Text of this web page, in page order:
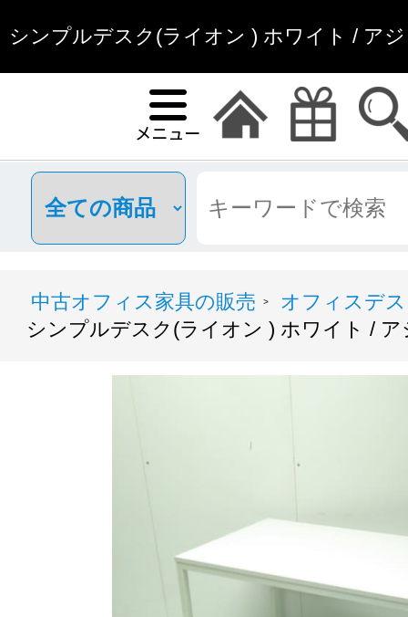
シンプルデスク(ライオン ) ホワイト / ア
オフィス家具
中古オフィス家具の販売 >
オフィスデ
シンプルデスク(ライオン ) ホワイト /